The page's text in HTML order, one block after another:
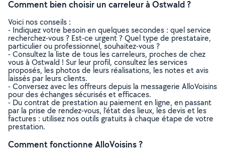
Comment bien choisir un carreleur à Ostwald ?
Voici nos conseils :
- Indiquez votre besoin en quelques secondes : quel service
recherchez-vous ? Est-ce urgent ? Quel type de prestataire,
particulier ou professionnel, souhaitez-vous ?
- Consultez la liste de tous les carreleurs, proches de chez
vous à Ostwald ! Sur leur profil, consultez les services
proposés, les photos de leurs réalisations, les notes et avis
laissés par leurs clients.
- Conversez avec les offreurs depuis la messagerie AlloVoisins
pour des échanges sécurisés et efficaces.
- Du contrat de prestation au paiement en ligne, en passant
par la prise de rendez-vous, l’état des lieux, les devis et les
factures : utilisez nos outils gratuits à chaque étape de votre
prestation.
Comment fonctionne AlloVoisins ?